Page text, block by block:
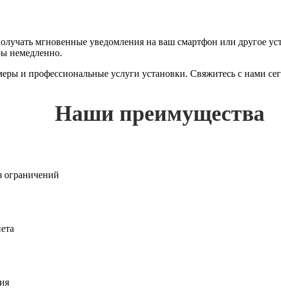
мгновенные уведомления на ваш смартфон или другое
немедленно.
и профессиональные услуги установки. Свяжитесь с нами
Наши преимущества
ограничений